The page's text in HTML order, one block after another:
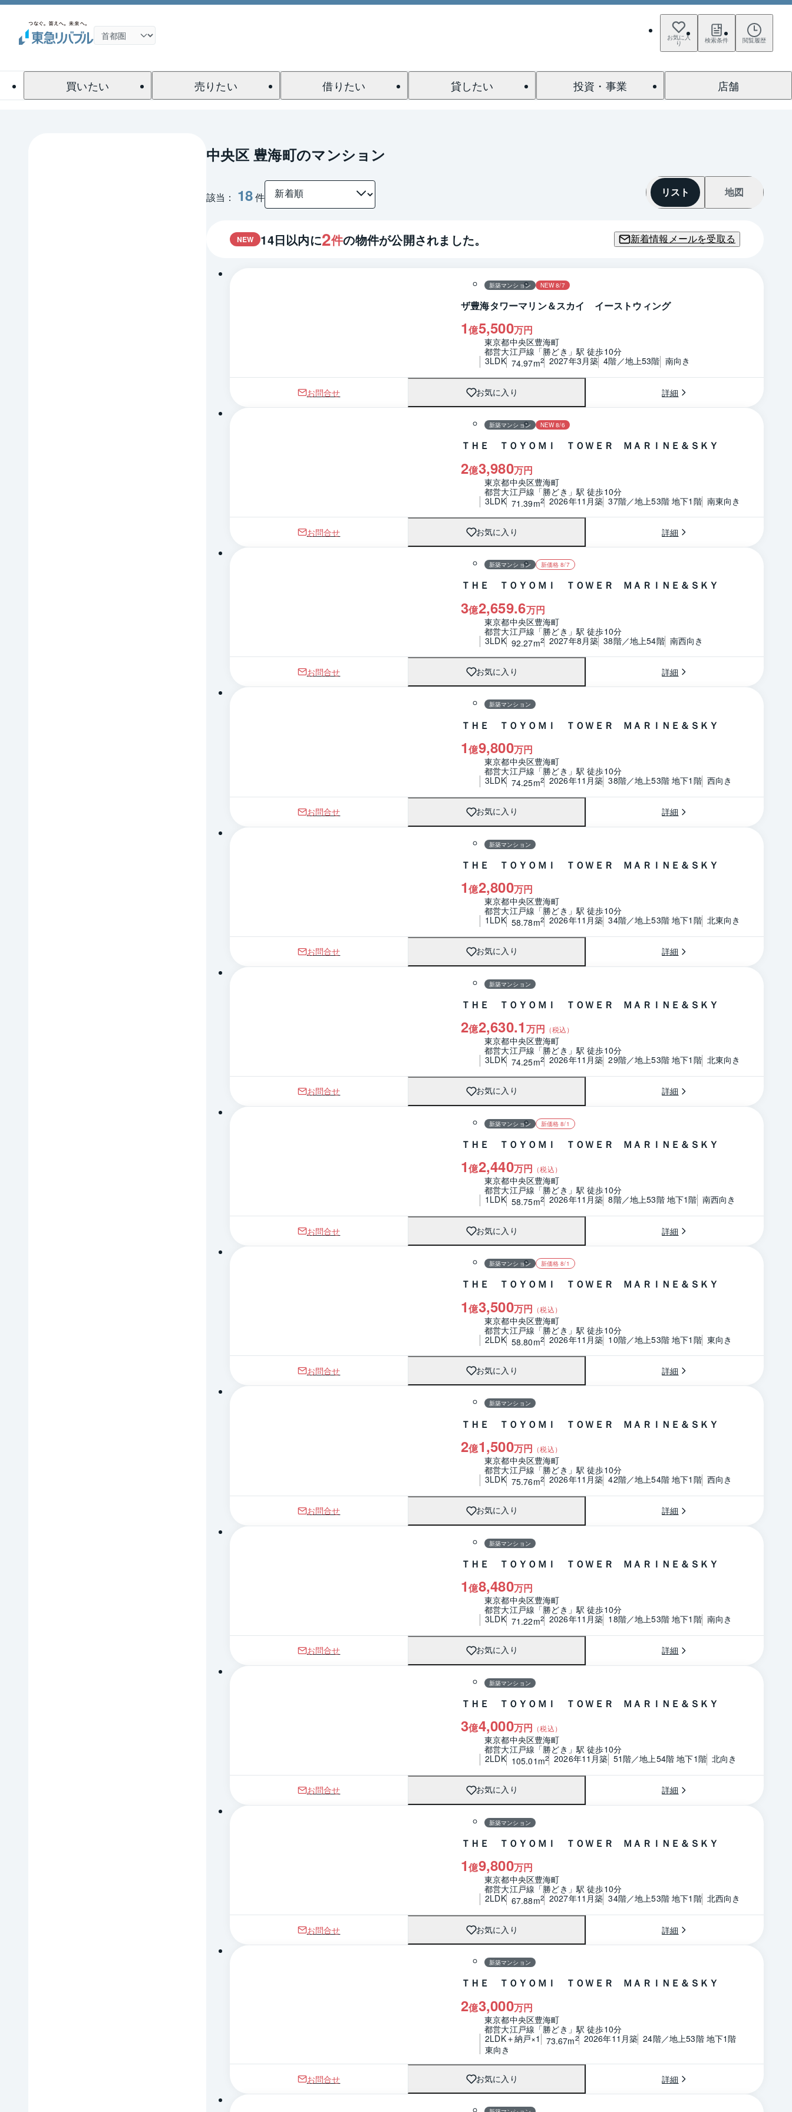
お気に入
り 検索条件 閲覧履歴
買いたい 売りたい 借りたい 貸したい 投資・事業 店舗
中央区 豊海町のマンション
該当： 18件 リスト 地図
NEW 14日以内に2件の物件が公開されました。 新着情報メールを受取る
新築マンション NEW 8/7
ザ豊海タワーマリン＆スカイ イーストウィング
1億5,500万円
東京都中央区豊海町
都営大江戸線「勝どき」駅 徒歩10分
3LDK 74.97m2 2027年3月築 4階／地上53階 南向き
お問合せ お気に入り 詳細
新築マンション NEW 8/6
ＴＨＥ ＴＯＹＯＭＩ ＴＯＷＥＲ ＭＡＲＩＮＥ＆ＳＫＹ
2億3,980万円
東京都中央区豊海町
都営大江戸線「勝どき」駅 徒歩10分
3LDK 71.39m2 2026年11月築 37階／地上53階 地下1階 南東向き
お問合せ お気に入り 詳細
新築マンション 新価格 8/7
ＴＨＥ ＴＯＹＯＭＩ ＴＯＷＥＲ ＭＡＲＩＮＥ＆ＳＫＹ
3億2,659.6万円
東京都中央区豊海町
都営大江戸線「勝どき」駅 徒歩10分
3LDK 92.27m2 2027年8月築 38階／地上54階 南西向き
お問合せ お気に入り 詳細
新築マンション
ＴＨＥ ＴＯＹＯＭＩ ＴＯＷＥＲ ＭＡＲＩＮＥ＆ＳＫＹ
1億9,800万円
東京都中央区豊海町
都営大江戸線「勝どき」駅 徒歩10分
3LDK 74.25m2 2026年11月築 38階／地上53階 地下1階 西向き
お問合せ お気に入り 詳細
新築マンション
ＴＨＥ ＴＯＹＯＭＩ ＴＯＷＥＲ ＭＡＲＩＮＥ＆ＳＫＹ
1億2,800万円
東京都中央区豊海町
都営大江戸線「勝どき」駅 徒歩10分
1LDK 58.78m2 2026年11月築 34階／地上53階 地下1階 北東向き
お問合せ お気に入り 詳細
新築マンション
ＴＨＥ ＴＯＹＯＭＩ ＴＯＷＥＲ ＭＡＲＩＮＥ＆ＳＫＹ
2億2,630.1 万円 （税込）
東京都中央区豊海町
都営大江戸線「勝どき」駅 徒歩10分
3LDK 74.25m2 2026年11月築 29階／地上53階 地下1階 北東向き
お問合せ お気に入り 詳細
新築マンション 新価格 8/1
ＴＨＥ ＴＯＹＯＭＩ ＴＯＷＥＲ ＭＡＲＩＮＥ＆ＳＫＹ
1億2,440万円 （税込）
東京都中央区豊海町
都営大江戸線「勝どき」駅 徒歩10分
1LDK 58.75m2 2026年11月築 8階／地上53階 地下1階 南西向き
お問合せ お気に入り 詳細
新築マンション 新価格 8/1
ＴＨＥ ＴＯＹＯＭＩ ＴＯＷＥＲ ＭＡＲＩＮＥ＆ＳＫＹ
1億3,500万円 （税込）
東京都中央区豊海町
都営大江戸線「勝どき」駅 徒歩10分
2LDK 58.80m2 2026年11月築 10階／地上53階 地下1階 東向き
お問合せ お気に入り 詳細
新築マンション
ＴＨＥ ＴＯＹＯＭＩ ＴＯＷＥＲ ＭＡＲＩＮＥ＆ＳＫＹ
2億1,500万円 （税込）
東京都中央区豊海町
都営大江戸線「勝どき」駅 徒歩10分
3LDK 75.76m2 2026年11月築 42階／地上54階 地下1階 西向き
お問合せ お気に入り 詳細
新築マンション
ＴＨＥ ＴＯＹＯＭＩ ＴＯＷＥＲ ＭＡＲＩＮＥ＆ＳＫＹ
1億8,480万円
東京都中央区豊海町
都営大江戸線「勝どき」駅 徒歩10分
3LDK 71.22m2 2026年11月築 18階／地上53階 地下1階 南向き
お問合せ お気に入り 詳細
新築マンション
ＴＨＥ ＴＯＹＯＭＩ ＴＯＷＥＲ ＭＡＲＩＮＥ＆ＳＫＹ
3億4,000万円 （税込）
東京都中央区豊海町
都営大江戸線「勝どき」駅 徒歩10分
2LDK 105.01m2 2026年11月築 51階／地上54階 地下1階 北向き
お問合せ お気に入り 詳細
新築マンション
ＴＨＥ ＴＯＹＯＭＩ ＴＯＷＥＲ ＭＡＲＩＮＥ＆ＳＫＹ
1億9,800万円
東京都中央区豊海町
都営大江戸線「勝どき」駅 徒歩10分
2LDK 67.88m2 2027年11月築 34階／地上53階 地下1階 北西向き
お問合せ お気に入り 詳細
新築マンション
ＴＨＥ ＴＯＹＯＭＩ ＴＯＷＥＲ ＭＡＲＩＮＥ＆ＳＫＹ
2億3,000万円
東京都中央区豊海町
都営大江戸線「勝どき」駅 徒歩10分
2LDK＋納戸×1
73.67m2 2026年11月築 24階／地上53階 地下1階
東向き
お問合せ お気に入り 詳細